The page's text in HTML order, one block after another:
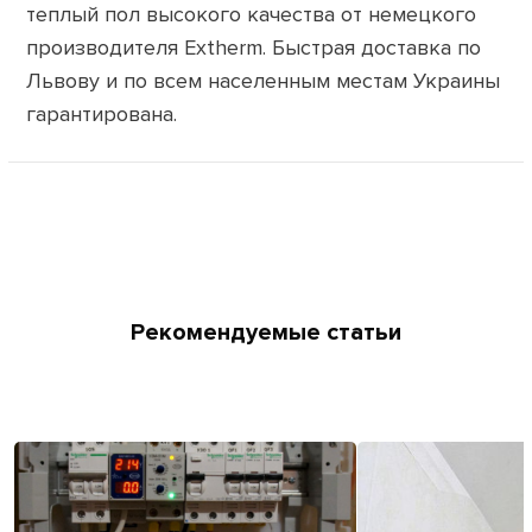
теплый пол высокого качества от немецкого
производителя Extherm. Быстрая доставка по
Львову и по всем населенным местам Украины
гарантирована.
Рекомендуемые статьи